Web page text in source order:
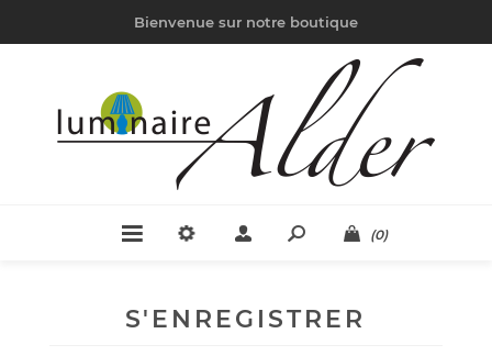
Bienvenue sur notre boutique
(0)
S'ENREGISTRER